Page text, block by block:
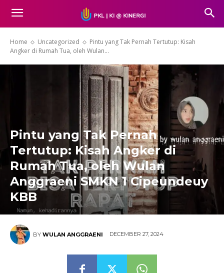
Home Uncategorized
Pintu yang Tak Pernah Tertutup: Kisah
Angker di Rumah Tua, oleh Wulan...
Pintu yang Tak Pernah
Tertutup: Kisah Angker di
Rumah Tua, oleh Wulan
Anggraeni SMKN 1 Cipeundeuy
KBB
BY WULAN ANGGRAENI DECEMBER 27, 2024